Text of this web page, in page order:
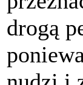
drogą